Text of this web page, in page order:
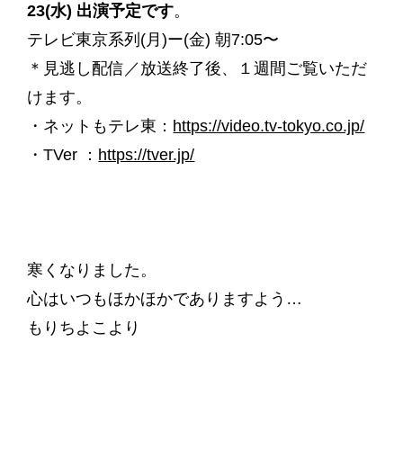
23(水) 出演予定です。
テレビ東京系列(月)ー(金) 朝7:05〜
＊見逃し配信／放送終了後、１週間ご覧いただ
けます。
・ネットもテレ東： https://video.tv-tokyo.co.jp/
・TVer ： https://tver.jp/
寒くなりました。
心はいつもほかほかでありますよう…
もりちよこより